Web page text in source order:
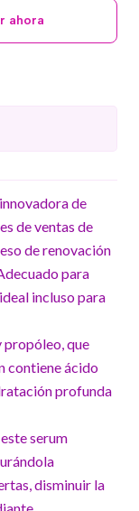
ahora
de
de ventas de
de renovación
para
incluso para
propóleo, que
contiene ácido
profunda
serum
disminuir la